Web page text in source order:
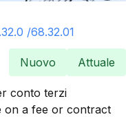
/68.32.01
Nuovo Attuale
conto terzi
on a fee or contract